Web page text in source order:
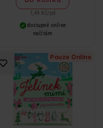
1,49 Kč/ pd
dostupné online
načítám
Pouze Online